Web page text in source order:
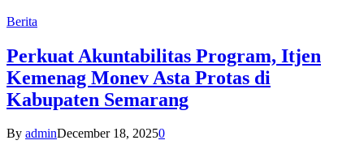
Berita
Perkuat Akuntabilitas Program, Itjen
Kemenag Monev Asta Protas di
Kabupaten Semarang
By adminDecember 18, 20250